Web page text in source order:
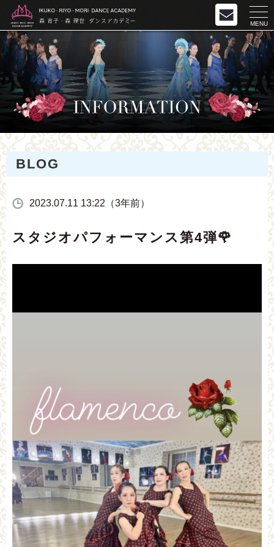
BLOG
2023.07.11 13:22（3年前）
スタジオパフォーマンス第4弾🌹
MENU